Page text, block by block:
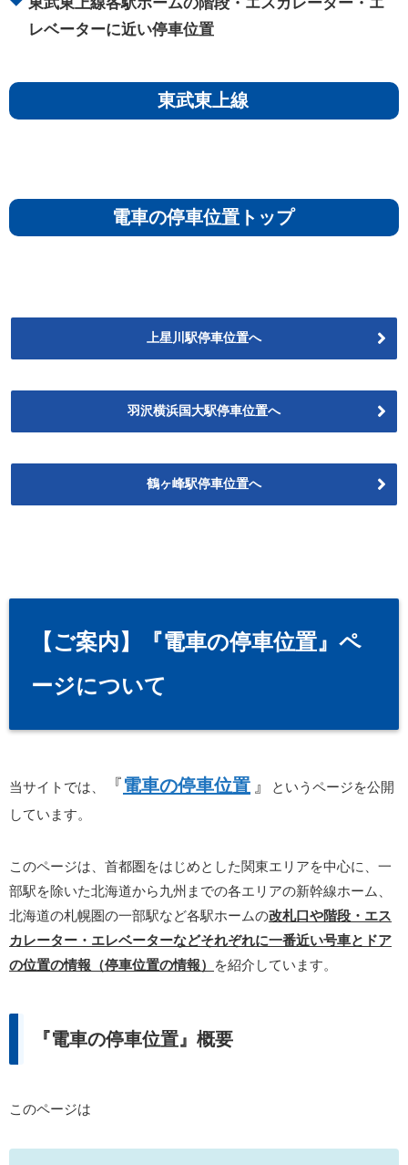
レベーターに近い停車位置
東武東上線
電車の停車位置トップ
上星川駅停車位置へ
羽沢横浜国大駅停車位置へ
鶴ヶ峰駅停車位置へ
【ご案内】『電車の停車位置』ペ
ージについて
当サイトでは、 『電車の停車位置 』
というページを公開
しています。
このページは、首都圏をはじめとした関東エリアを中心に、一
部駅を除いた北海道から九州までの各エリアの新幹線ホーム、
北海道の札幌圏の一部駅など各駅ホームの改札口や階段・エス
カレーター・エレベーターなどそれぞれに一番近い号車とドア
の位置の情報（停車位置の情報）
を紹介しています。
『電車の停車位置』概要
このページは